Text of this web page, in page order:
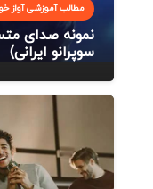
مطالب آموزشی آواز
نمونه صدای
سوپرانو ایرانی)